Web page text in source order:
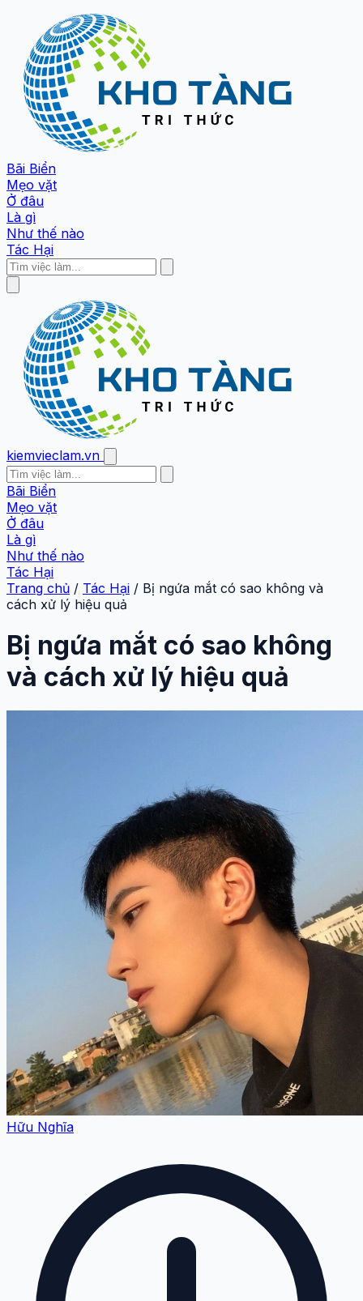
Bãi Biển
Mẹo vặt
Ở đâu
Là gì
Như thế nào
Tác Hại
kiemvieclam.vn
Bãi Biển
Mẹo vặt
Ở đâu
Là gì
Như thế nào
Tác Hại
Trang chủ / Tác Hại / Bị ngứa mắt có sao không và
cách xử lý hiệu quả
Bị ngứa mắt có sao không
và cách xử lý hiệu quả
Hữu Nghĩa